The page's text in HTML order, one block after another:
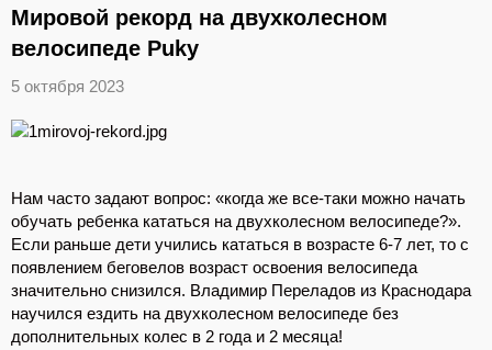
Мировой рекорд на двухколесном
велосипеде Puky
5 октября 2023
Нам часто задают вопрос: «когда же все-таки можно начать
обучать ребенка кататься на двухколесном велосипеде?».
Если раньше дети учились кататься в возрасте 6-7 лет, то с
появлением беговелов возраст освоения велосипеда
значительно снизился. Владимир Переладов из Краснодара
научился ездить на двухколесном велосипеде без
дополнительных колес в 2 года и 2 месяца!